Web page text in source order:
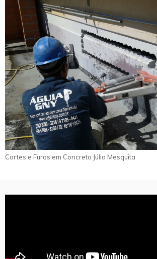
Cortes e Furos em Concreto Júlio Mesquita